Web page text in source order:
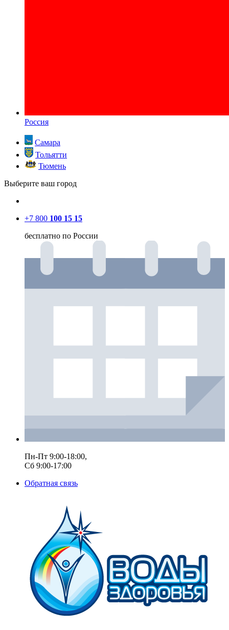
Россия
Самара
Тольятти
Тюмень
Выберите ваш город
+7 800 100 15 15
бесплатно по России
Пн-Пт 9:00-18:00,
Сб 9:00-17:00
Обратная связь